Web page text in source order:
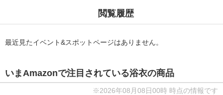
閲覧履歴
最近見たイベント&スポットページはありません。
いまAmazonで注目されている浴衣の商品
※2026年08月08日00時 時点の情報です